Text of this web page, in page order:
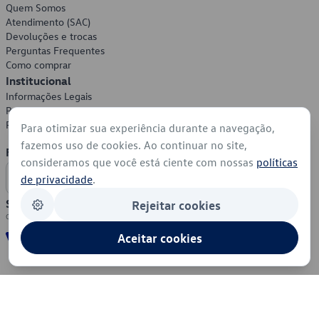
Quem Somos
Atendimento (SAC)
Devoluções e trocas
Perguntas Frequentes
Como comprar
Institucional
Informações Legais
Política de Privacidade
Política de Cookies
Formas de Pagamento
Segurança
Para otimizar sua experiência durante a navegação,
fazemos uso de cookies. Ao continuar no site,
consideramos que você está ciente com nossas políticas
de privacidade.
Rejeitar cookies
Aceitar cookies